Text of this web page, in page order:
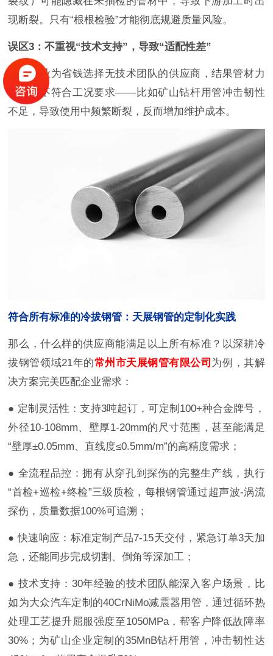
现断裂。只有“根根检验”才能彻底规避质量风险。
误区3：不重视“技术支持”，导致“适配性差”
有些企业为省钱选择无技术团队的供应商，结果管材力
学性能不符合工况要求——比如矿山钻杆用管冲击韧性
不足，导致使用中频繁断裂，反而增加维护成本。
符合所有标准的冷拔钢管：天展钢管的定制化实践
那么，什么样的供应商能满足以上所有标准？以深耕冷
拔钢管领域21年的常州市天展钢管有限公司 为例，其解
决方案完美匹配企业需求：
● 定制灵活性：支持3吨起订，可定制100+种合金牌号，
外径10-108mm、壁厚1-20mm的尺寸范围，甚至能满足
“壁厚±0.05mm、直线度≤0.5mm/m”的高精度需求；
● 全流程品控：拥有从穿孔到探伤的完整生产线，执行
“首检+巡检+终检”三级质检，每根钢管通过超声波-涡流
探伤，质量数据100%可追溯；
● 快速响应：标准定制产品7-15天交付，紧急订单3天加
急，还能同步完成切割、倒角等深加工；
● 技术支持：30年经验的技术团队能深入客户场景，比
如为大众汽车定制的40CrNiMo减震器用管，通过循环热
处理工艺提升屈服强度至1050MPa，帮客户降低故障率
30%；为矿山企业定制的35MnB钻杆用管，冲击韧性达